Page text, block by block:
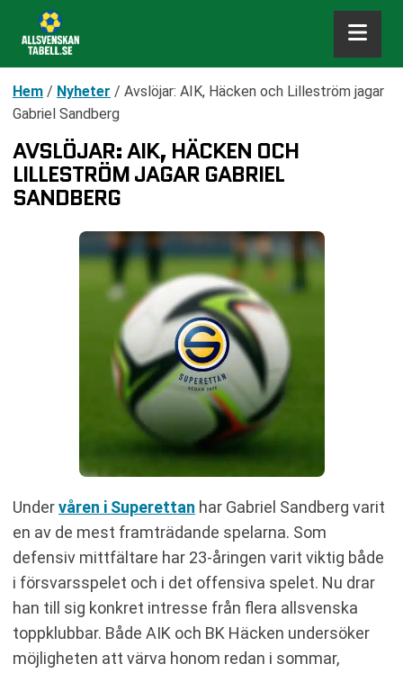
Hem / Nyheter / Avslöjar: AIK, Häcken och Lilleström jagar
Gabriel Sandberg
AVSLÖJAR: AIK, HÄCKEN OCH
LILLESTRÖM JAGAR GABRIEL
SANDBERG
Undervåren i Superettan har Gabriel Sandberg varit
en av de mest framträdande spelarna. Som
defensiv mittfältare har 23-åringen varit viktig både
i försvarsspelet och i det offensiva spelet. Nu drar
han till sig konkret intresse från flera allsvenska
toppklubbar. Både AIK och BK Häcken undersöker
möjligheten att värva honom redan i sommar,